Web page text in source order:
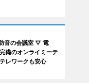
の会議室 ▽ 電
備のオンライミーテ
レワークも安心